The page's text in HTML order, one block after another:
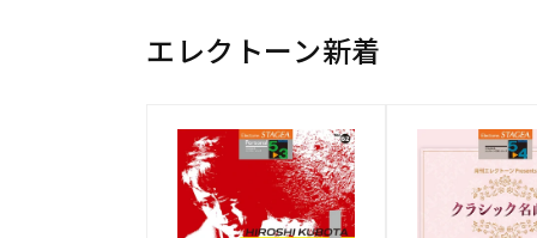
エレクトーン新着